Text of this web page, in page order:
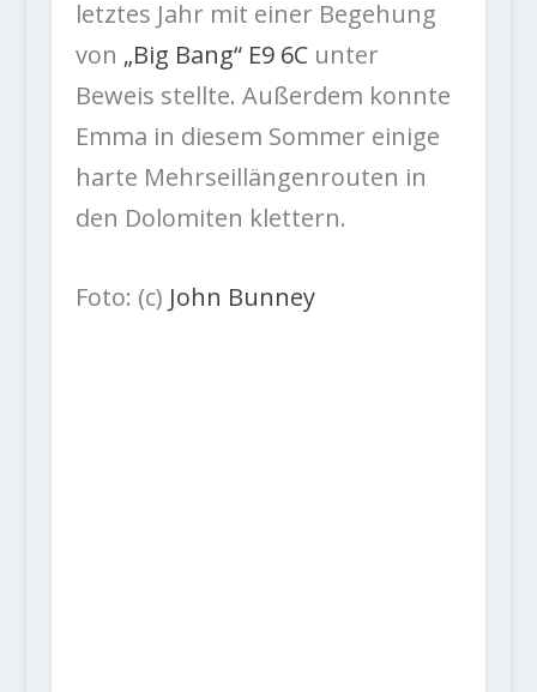
letztes Jahr mit einer Begehung
von „Big Bang“ E9 6Cunter
Beweis stellte. Außerdem konnte
Emma in diesem Sommer einige
harte Mehrseillängenrouten in
den Dolomiten klettern.
Foto: (c) John Bunney